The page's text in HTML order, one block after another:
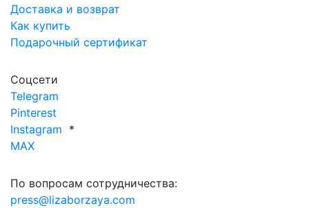
Доставка и возврат
Как купить
Подарочный сертификат
Соцсети
Telegram
Pinterest
Instagram *
MAX
По вопросам сотрудничества:
press@lizaborzaya.com